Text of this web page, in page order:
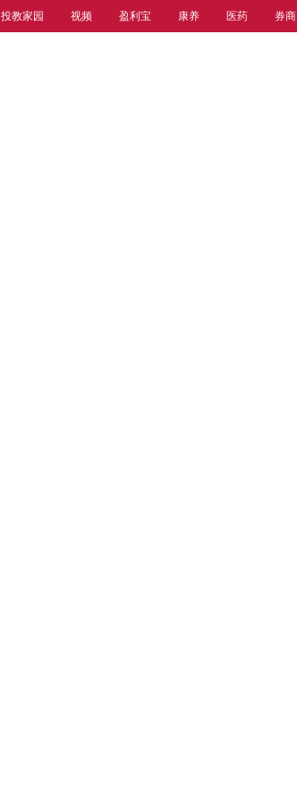
投教家园 视频 盈利宝 康养 医药 券商